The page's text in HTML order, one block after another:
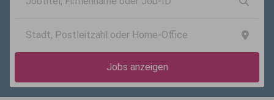
Jobs anzeigen